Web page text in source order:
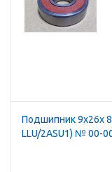
Подшипник 9х26х
LLU/2ASU1) № 00-